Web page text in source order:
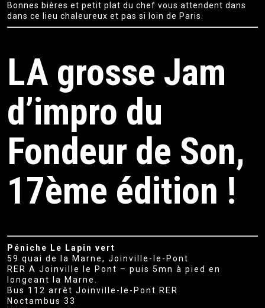
Bonnes bières et petit plat du chef vous attendent dans
dans ce lieu chaleureux et pas si loin de Paris.
LA grosse Jam
d’impro du
Fondeur de Son,
17ème édition !
Péniche Le Lapin vert
59 quai de la Marne, Joinville-le-Pont
RER A Joinville le Pont – puis 5mn à pied en
longeant la Marne.
Bus 112 arrêt Joinville-le-Pont RER
Noctambus 33